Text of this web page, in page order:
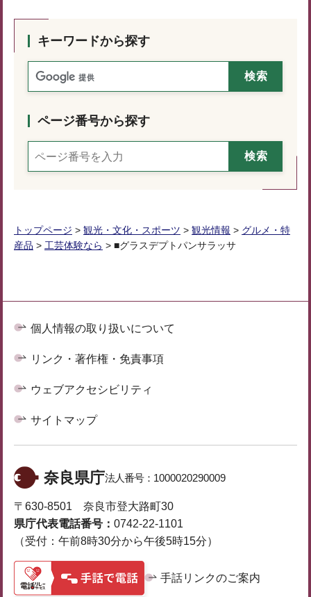
キーワードから探す
ページ番号から探す
トップページ > 観光・文化・スポーツ > 観光情報 > グルメ・特
産品 > 工芸体験なら > ■グラスデプトパンサラッサ
個人情報の取り扱いについて
リンク・著作権・免責事項
ウェブアクセシビリティ
サイトマップ
奈良県庁法人番号： 1000020290009
〒630-8501 奈良市登大路町30
県庁代表電話番号： 0742-22-1101
（受付：午前8時30分から午後5時15分）
手話リンクのご案内